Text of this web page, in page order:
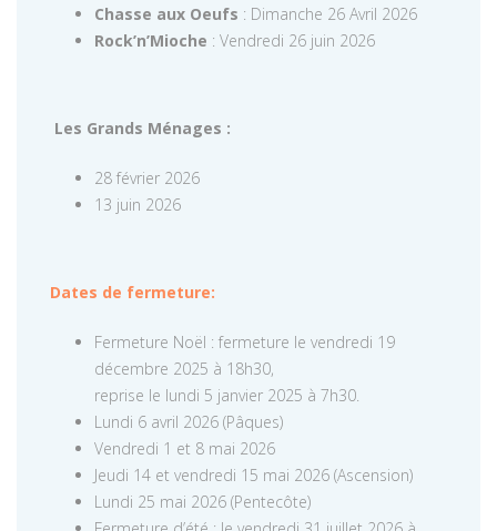
Chasse aux Oeufs : Dimanche 26 Avril 2026
Rock’n’Mioche : Vendredi 26 juin 2026
Les Grands Ménages :
28 février 2026
13 juin 2026
Dates de fermeture:
Fermeture Noël : fermeture le vendredi 19
décembre 2025 à 18h30,
reprise le lundi 5 janvier 2025 à 7h30.
Lundi 6 avril 2026 (Pâques)
Vendredi 1 et 8 mai 2026
Jeudi 14 et vendredi 15 mai 2026 (Ascension)
Lundi 25 mai 2026 (Pentecôte)